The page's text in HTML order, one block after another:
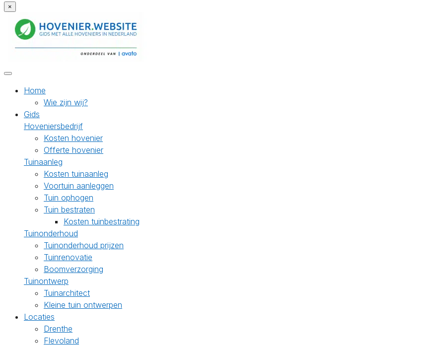
×
Home
Wie zijn wij?
Gids
Hoveniersbedrijf
Kosten hovenier
Offerte hovenier
Tuinaanleg
Kosten tuinaanleg
Voortuin aanleggen
Tuin ophogen
Tuin bestraten
Kosten tuinbestrating
Tuinonderhoud
Tuinonderhoud prijzen
Tuinrenovatie
Boomverzorging
Tuinontwerp
Tuinarchitect
Kleine tuin ontwerpen
Locaties
Drenthe
Flevoland